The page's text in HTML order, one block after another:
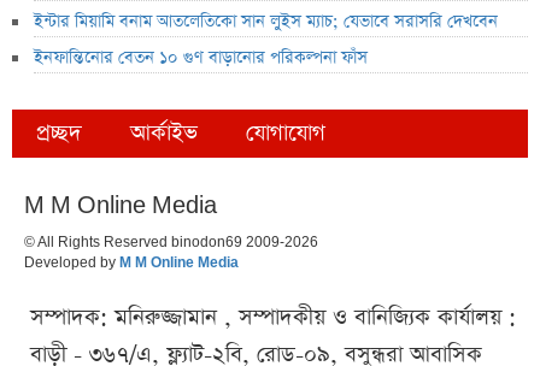
ইন্টার মিয়ামি বনাম আতলেতিকো সান লুইস ম্যাচ; যেভাবে সরাসরি দেখবেন
ইনফান্তিনোর বেতন ১০ গুণ বাড়ানোর পরিকল্পনা ফাঁস
প্রচ্ছদ আর্কাইভ যোগাযোগ
M M Online Media
© All Rights Reserved binodon69 2009-2026
Developed by M M Online Media
সম্পাদক: মনিরুজ্জামান , সম্পাদকীয় ও বানিজ্যিক কার্যালয় :
বাড়ী - ৩৬৭/এ, ফ্ল্যাট-২বি, রোড-০৯, বসুন্ধরা আবাসিক